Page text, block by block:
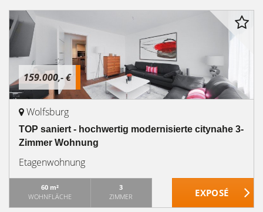
159.000,- €
Wolfsburg
TOP saniert - hochwertig modernisierte citynahe 3-
Zimmer Wohnung
Etagenwohnung
60 m²
WOHNFLÄCHE
3
ZIMMER